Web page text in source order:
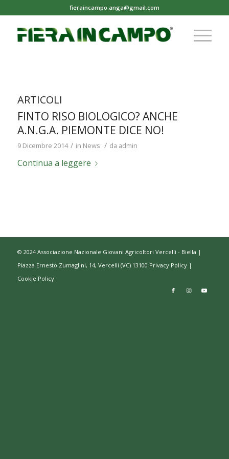
fieraincampo.anga@gmail.com
ARTICOLI
FINTO RISO BIOLOGICO? ANCHE
A.N.G.A. PIEMONTE DICE NO!
9 Dicembre 2014 / in News / da admin
Continua a leggere
© 2024 Associazione Nazionale Giovani Agricoltori Vercelli - Biella |
Piazza Ernesto Zumaglini, 14, Vercelli (VC) 13100 Privacy Policy|
Cookie Policy